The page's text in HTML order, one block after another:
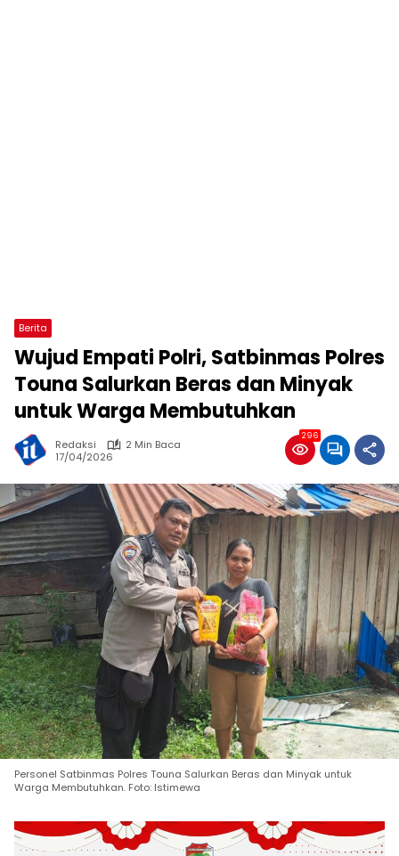
Berita
Wujud Empati Polri, Satbinmas Polres
Touna Salurkan Beras dan Minyak
untuk Warga Membutuhkan
Redaksi
2 Min Baca
17/04/2026
296
Personel Satbinmas Polres Touna Salurkan Beras dan Minyak untuk
Warga Membutuhkan. Foto: Istimewa